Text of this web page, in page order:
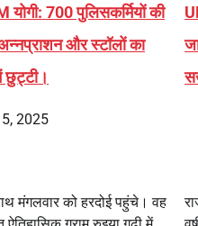
योगी: 700 पुलिसकर्मियों की
और स्टॉलों का
छुट्टी।
2025
मंगलवार को हरदोई पहुंचे। वह